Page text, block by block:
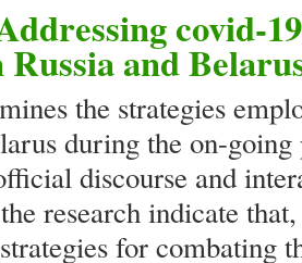
covid-
and
the strategies
during the on-
discourse and
research indicate
for combating